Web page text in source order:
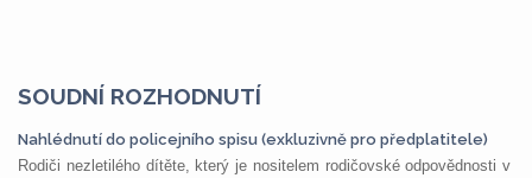
SOUDNÍ ROZHODNUTÍ
Nahlédnutí do policejního spisu (exkluzivně pro předplatitele)
Rodiči nezletilého dítěte, který je nositelem rodičovské odpovědnosti v